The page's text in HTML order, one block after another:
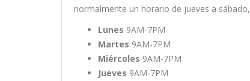
normalmente un horario de jueves a sábado,
Lunes 9AM-7PM
Martes 9AM-7PM
Miércoles 9AM-7PM
Jueves 9AM-7PM